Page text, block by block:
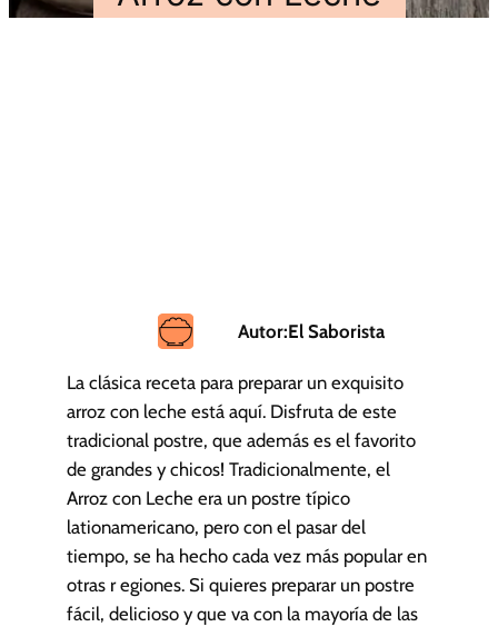
Autor:El Saborista
La clásica receta para preparar un exquisito
arroz con leche está aquí. Disfruta de este
tradicional postre, que además es el favorito
de grandes y chicos! Tradicionalmente, el
Arroz con Leche era un postre típico
lationamericano, pero con el pasar del
tiempo, se ha hecho cada vez más popular en
otras r egiones. Si quieres preparar un postre
fácil, delicioso y que va con la mayoría de las